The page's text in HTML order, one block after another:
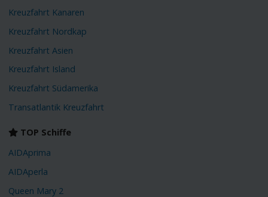
Kreuzfahrt Kanaren
Kreuzfahrt Nordkap
Kreuzfahrt Asien
Kreuzfahrt Island
Kreuzfahrt Südamerika
Transatlantik Kreuzfahrt
TOP Schiffe
AIDAprima
AIDAperla
Queen Mary 2